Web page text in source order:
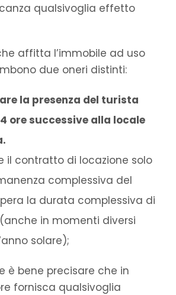
qualsivoglia effetto
affitta l’immobile ad uso
due oneri distinti:
la presenza del turista
ore successive alla locale
il contratto di locazione solo
complessiva del
la durata complessiva di
in momenti diversi
solare);
è bene precisare che in
fornisca qualsivoglia